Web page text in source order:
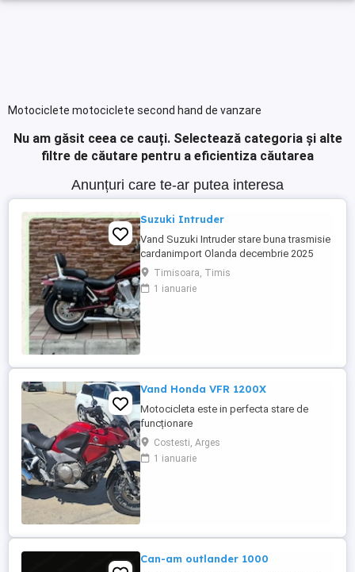
Motociclete motociclete second hand de vanzare
Nu am găsit ceea ce cauți. Selectează categoria și alte
filtre de căutare pentru a eficientiza căutarea
Anunțuri care te-ar putea interesa
Suzuki Intruder
Vand Suzuki Intruder stare buna trasmisie
cardanimport Olanda decembrie 2025
inmatriculat RO IN FEBRUARIE Nu raspund
la mesaje.Schimb cu ATV plus sau minus
diferenta
Timisoara, Timis
1 ianuarie
Vand Honda VFR 1200X
Motocicleta este in perfecta stare de
funcționare
Costesti, Arges
1 ianuarie
Can-am outlander 1000